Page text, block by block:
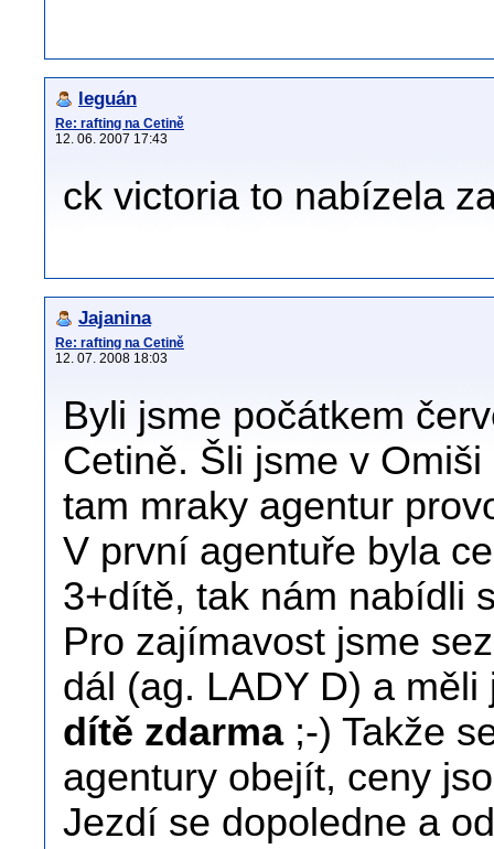
leguán
Re: rafting na Cetině
12. 06. 2007 17:43
ck victoria to nabízela
Jajanina
Re: rafting na Cetině
12. 07. 2008 18:03
Byli jsme počátkem
Cetině. Šli jsme v
tam mraky agentur
V první agentuře byla
3+dítě, tak nám nabídli
Pro zajímavost jsme
dál (ag. LADY D) a
dítě zdarma;-) Takže
agentury obejít, ceny
Jezdí se dopoledne a